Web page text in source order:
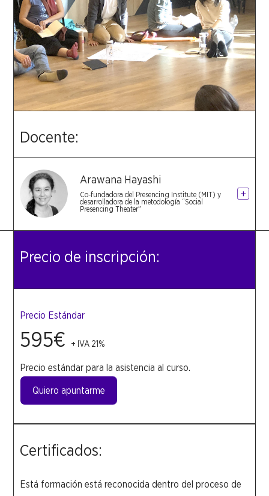
Docente:
Arawana Hayashi
Co-fundadora del Presencing Institute (MIT) y
desarrolladora de la metodología “Social
Presencing Theater"
Precio de inscripción:
Precio Estándar
595€ + IVA 21%
Precio estándar para la asistencia al curso.
Quiero apuntarme
Certificados:
Está formación está reconocida dentro del proceso de